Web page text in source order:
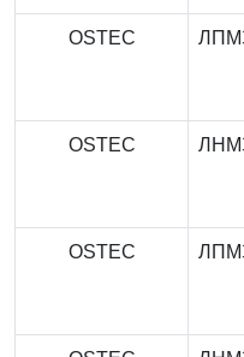
OSTEC
OSTEC
OSTEC